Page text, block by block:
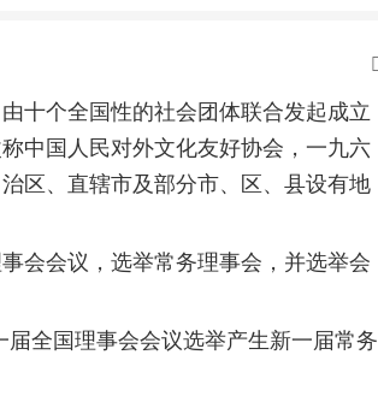
十个全国性的社会团体联合发起成立
中国人民对外文化友好协会，一九六
区、直辖市及部分市、区、县设有地
会会议，选举常务理事会，并选举会
全国理事会会议选举产生新一届常务